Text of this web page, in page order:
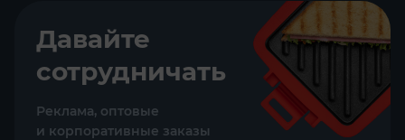
Давайте
сотрудничать
Реклама, оптовые
и корпоративные заказы